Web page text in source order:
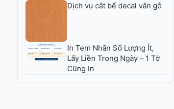
Dịch vụ cắt bế decal vân gỗ
In Tem Nhãn Số Lượng Ít,
Lấy Liền Trong Ngày – 1 Tờ
Cũng In